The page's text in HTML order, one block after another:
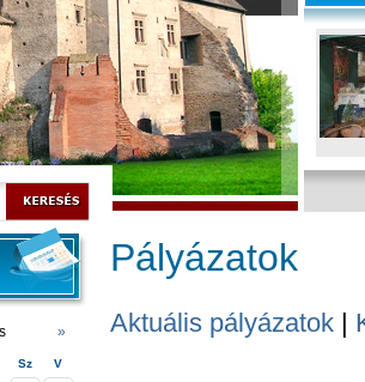
»
Sz V
Pályázatok
Aktuális pályázatok |